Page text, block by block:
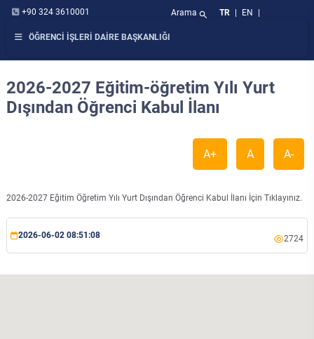
+90 324 3610001 Arama search TR EN
ÖĞRENCİ İŞLERİ DAİRE BAŞKANLIĞI
2026-2027 Eğitim-öğretim Yılı Yurt
Dışından Öğrenci Kabul İlanı
A+ A A-
2026-2027 Eğitim Öğretim Yılı Yurt Dışından Öğrenci Kabul İlanı İçin Tıklayınız.
2026-06-02 08:51:08 2724